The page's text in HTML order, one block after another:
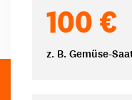
100 €
z. B. Gemüse-